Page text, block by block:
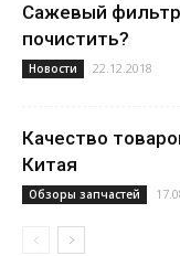
Сажевый фильтр
почистить?
Новости 22.12.2018
Качество
Китая
Обзоры запчастей